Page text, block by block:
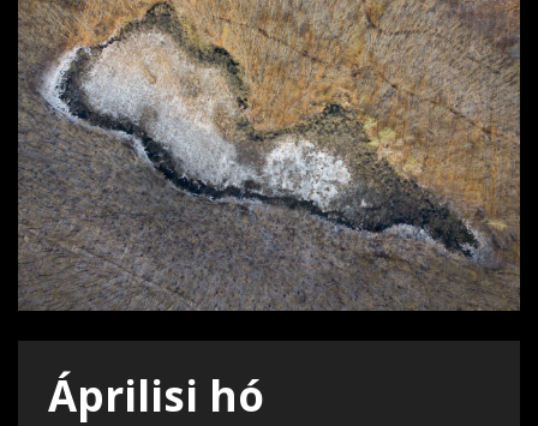
Áprilisi hó